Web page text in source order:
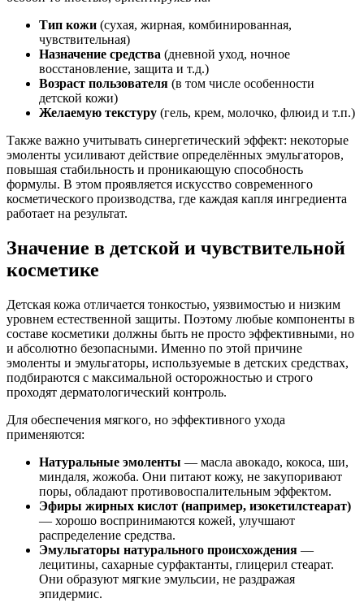
Тип кожи (сухая, жирная, комбинированная,
чувствительная)
Назначение средства (дневной уход, ночное
восстановление, защита и т.д.)
Возраст пользователя (в том числе особенности
детской кожи)
Желаемую текстуру (гель, крем, молочко, флюид и т.п.)
Также важно учитывать синергетический эффект: некоторые
эмоленты усиливают действие определённых эмульгаторов,
повышая стабильность и проникающую способность
формулы. В этом проявляется искусство современного
косметического производства, где каждая капля ингредиента
работает на результат.
Значение в детской и чувствительной
косметике
Детская кожа отличается тонкостью, уязвимостью и низким
уровнем естественной защиты. Поэтому любые компоненты в
составе косметики должны быть не просто эффективными, но
и абсолютно безопасными. Именно по этой причине
эмоленты и эмульгаторы, используемые в детских средствах,
подбираются с максимальной осторожностью и строго
проходят дерматологический контроль.
Для обеспечения мягкого, но эффективного ухода
применяются:
Натуральные эмоленты — масла авокадо, кокоса, ши,
миндаля, жожоба. Они питают кожу, не закупоривают
поры, обладают противовоспалительным эффектом.
Эфиры жирных кислот (например, изокетилстеарат)
— хорошо воспринимаются кожей, улучшают
распределение средства.
Эмульгаторы натурального происхождения —
лецитины, сахарные сурфактанты, глицерил стеарат.
Они образуют мягкие эмульсии, не раздражая
эпидермис.